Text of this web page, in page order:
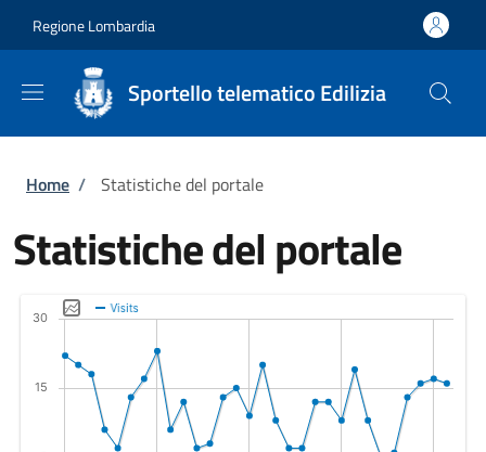
Regione Lombardia
Sportello telematico Edilizia
Briciole di pane
Home / Statistiche del portale
Statistiche del portale